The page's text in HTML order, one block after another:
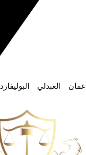
عمان – العبدلي – البوليفارد